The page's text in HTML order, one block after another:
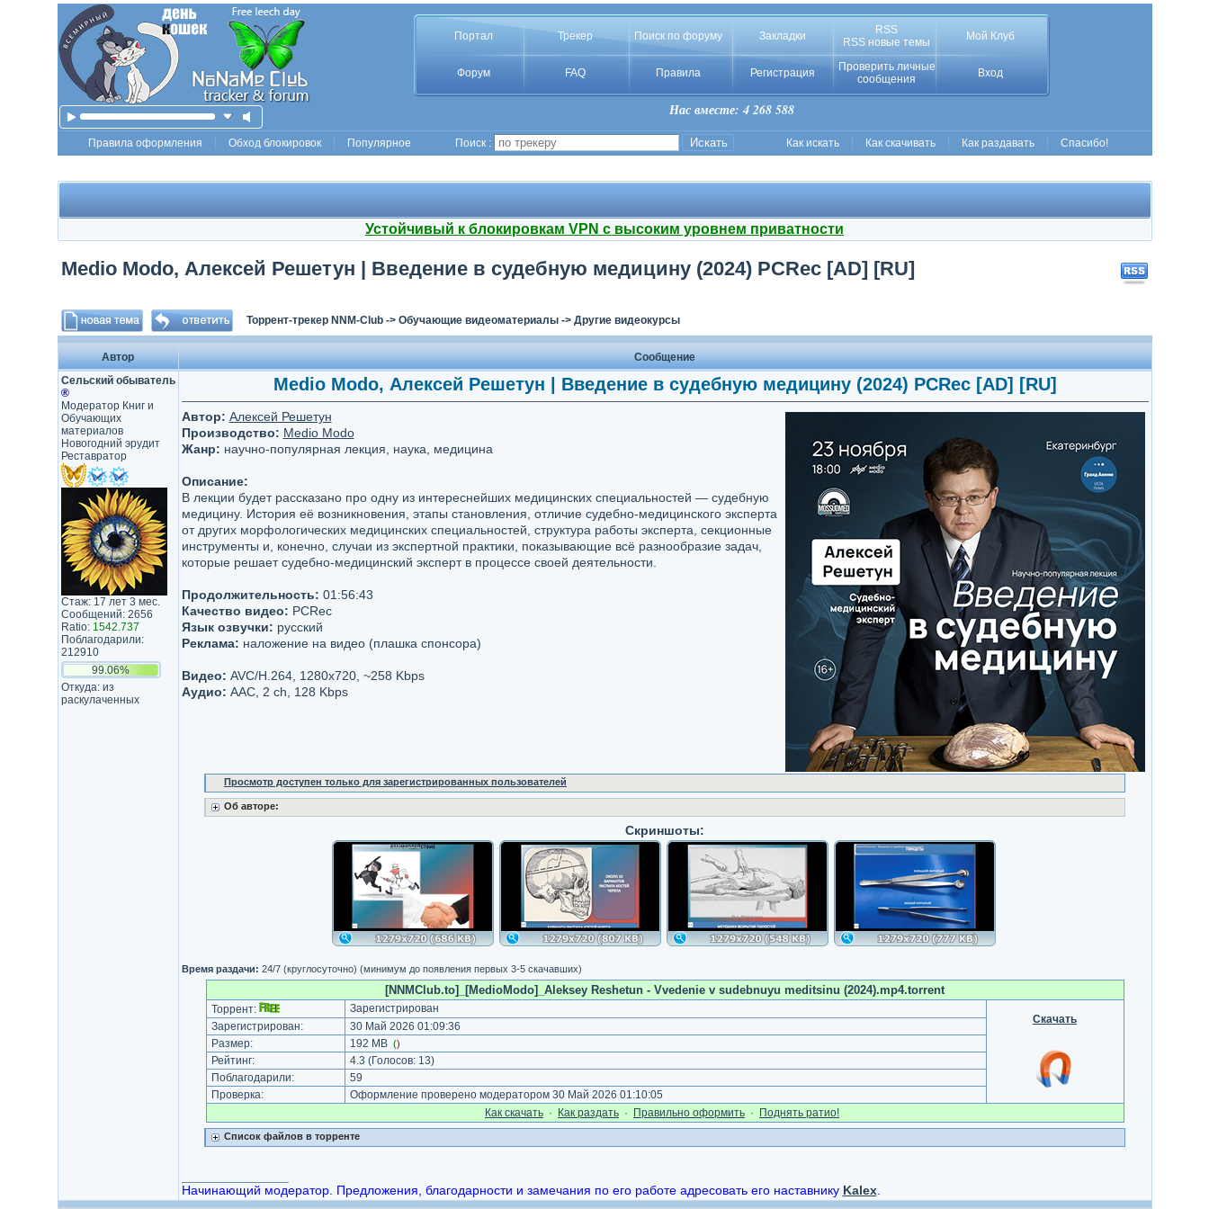
Портал Трекер Поиск по форуму Закладки
RSS
RSS новые темы
Мой Клуб
Форум FAQ Правила Регистрация
Проверить личные
сообщения
Вход
Нас вместе: 4 268 588
Правила оформления Обход блокировок Популярное Поиск : Как искать Как скачивать Как раздавать Спасибо!
Устойчивый к блокировкам VPN с высоким уровнем приватности
Medio Modo, Алексей Решетун | Введение в судебную медицину (2024) PCRec [AD] [RU]
Торрент-трекер NNM-Club-> Обучающие видеоматериалы-> Другие видеокурсы
Автор
Сообщение
Сельский обыватель
®
Модератор Книг и
Обучающих
материалов
Новогодний эрудит
Реставратор
Стаж: 17 лет 3 мес.
Сообщений: 2656
Ratio: 1542.737
Поблагодарили:
212910
99.06%
Откуда: из
раскулаченных
Medio Modo, Алексей Решетун | Введение в судебную медицину (2024) PCRec [AD] [RU]
Автор: Алексей Решетун
Производство: Medio Modo
Жанр: научно-популярная лекция, наука, медицина
Описание:
В лекции будет рассказано про одну из интереснейших медицинских специальностей — судебную
медицину. История её возникновения, этапы становления, отличие судебно-медицинского эксперта
от других морфологических медицинских специальностей, структура работы эксперта, секционные
инструменты и, конечно, случаи из экспертной практики, показывающие всё разнообразие задач,
которые решает судебно-медицинский эксперт в процессе своей деятельности.
Продолжительность: 01:56:43
Качество видео: PCRec
Язык озвучки: русский
Реклама: наложение на видео (плашка спонсора)
Видео: AVC/H.264, 1280х720, ~258 Kbps
Аудио: AAC, 2 ch, 128 Kbps
Просмотр доступен только для зарегистрированных пользователей
Об авторе:
Скриншоты:
Время раздачи: 24/7 (круглосуточно) (минимум до появления первых 3-5 скачавших)
[NNMClub.to]_[MedioModo]_Aleksey Reshetun - Vvedenie v sudebnuyu meditsinu (2024).mp4.torrent
Торрент:
Зарегистрирован
Скачать
Зарегистрирован:
30 Май 2026 01:09:36
Размер:
192 MB ()
Рейтинг: 4.3 (Голосов: 13)
Поблагодарили:
59
Проверка:
Оформление проверено модератором 30 Май 2026 01:10:05
Как cкачать · Как раздать · Правильно оформить · Поднять ратио!
Список файлов в торренте
Начинающий модератор. Предложения, благодарности и замечания по его работе адресовать его наставнику Kalex.